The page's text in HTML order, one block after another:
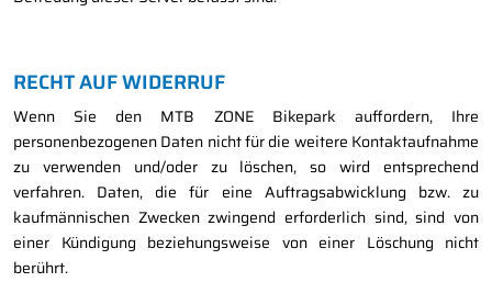
RECHT AUF WIDERRUF
Wenn Sie den MTB ZONE Bikepark auffordern, Ihre
personenbezogenen Daten nicht für die weitere Kontaktaufnahme
zu verwenden und/oder zu löschen, so wird entsprechend
verfahren. Daten, die für eine Auftragsabwicklung bzw. zu
kaufmännischen Zwecken zwingend erforderlich sind, sind von
einer Kündigung beziehungsweise von einer Löschung nicht
berührt.